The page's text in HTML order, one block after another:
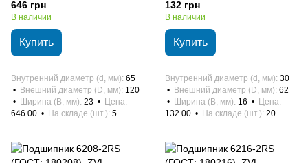
радиальный
646 грн
В наличии
Купить
Внутренний диаметр (d, мм) 65
Внешний диаметр (D, мм) 120
Ширина (B, мм) 23
Цена
646.00
На складе (шт.) 5
шариковый радиальный
132 грн
В наличии
Купить
Внутренний диаметр (d, мм) 30
Внешний диаметр (D, мм) 62
Ширина (B, мм) 16
Цена
132.00
На складе (шт.) 20